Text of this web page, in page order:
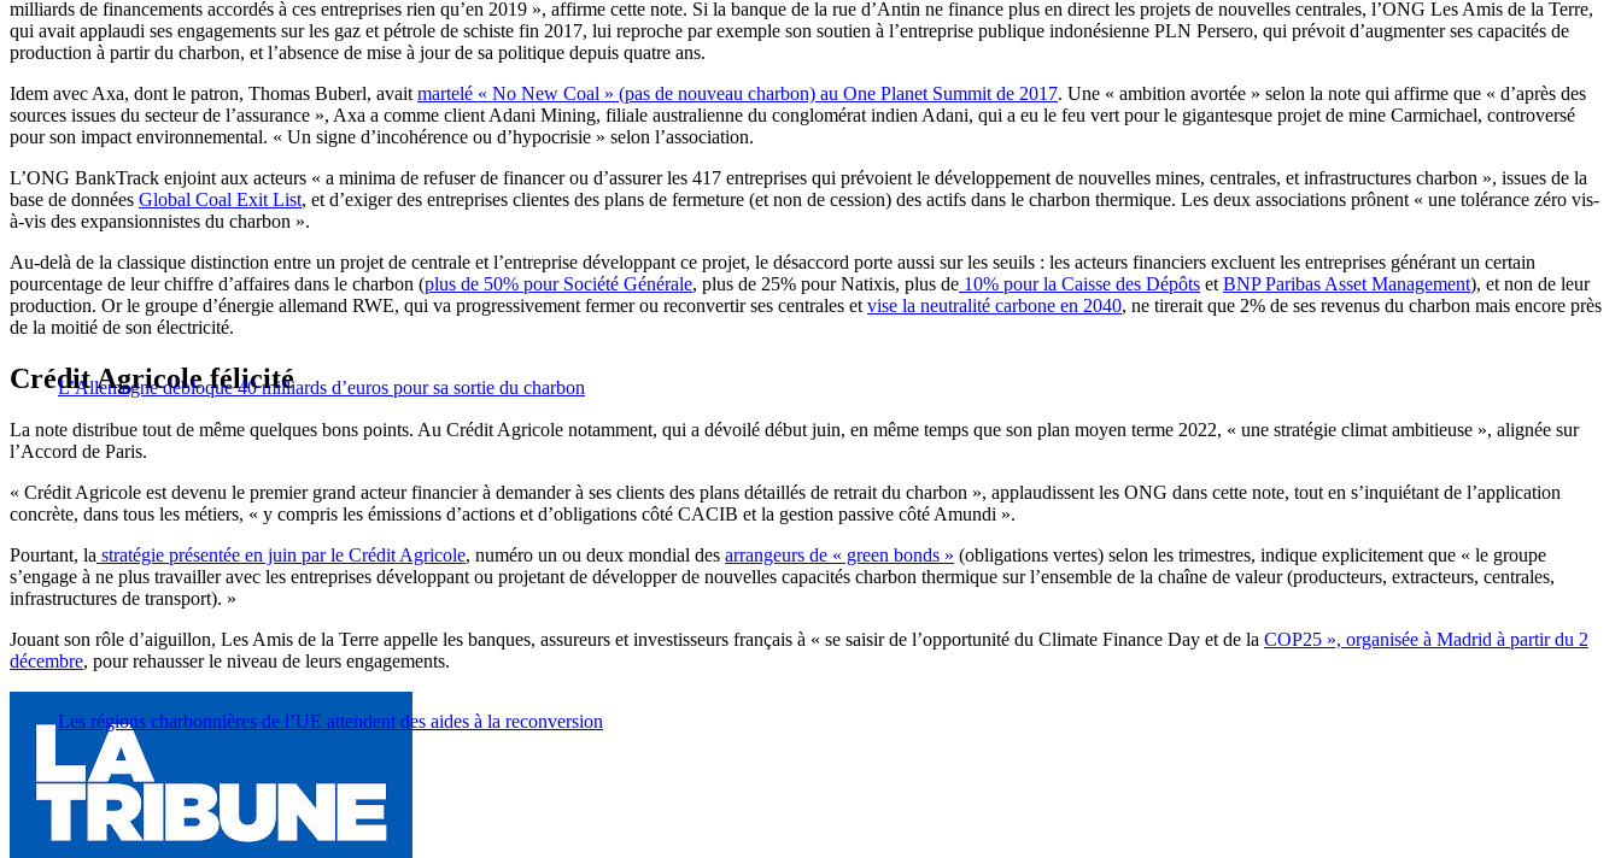
milliards de financements accordés à ces entreprises rien qu’en 2019 », affirme cette note. Si la banque de la rue d’Antin ne finance plus en direct les projets de nouvelles centrales, l’ONG Les Amis de la Terre,
qui avait applaudi ses engagements sur les gaz et pétrole de schiste fin 2017, lui reproche par exemple son soutien à l’entreprise publique indonésienne PLN Persero, qui prévoit d’augmenter ses capacités de
production à partir du charbon, et l’absence de mise à jour de sa politique depuis quatre ans.
Idem avec Axa, dont le patron, Thomas Buberl, avait martelé « No New Coal » (pas de nouveau charbon) au One Planet Summit de 2017. Une « ambition avortée » selon la note qui affirme que « d’après des
sources issues du secteur de l’assurance », Axa a comme client Adani Mining, filiale australienne du conglomérat indien Adani, qui a eu le feu vert pour le gigantesque projet de mine Carmichael, controversé
pour son impact environnemental. « Un signe d’incohérence ou d’hypocrisie » selon l’association.
L’ONG BankTrack enjoint aux acteurs « a minima de refuser de financer ou d’assurer les 417 entreprises qui prévoient le développement de nouvelles mines, centrales, et infrastructures charbon », issues de la
base de données Global Coal Exit List, et d’exiger des entreprises clientes des plans de fermeture (et non de cession) des actifs dans le charbon thermique. Les deux associations prônent « une tolérance zéro vis-
à-vis des expansionnistes du charbon ».
Au-delà de la classique distinction entre un projet de centrale et l’entreprise développant ce projet, le désaccord porte aussi sur les seuils : les acteurs financiers excluent les entreprises générant un certain
pourcentage de leur chiffre d’affaires dans le charbon (plus de 50% pour Société Générale, plus de 25% pour Natixis, plus de 10% pour la Caisse des Dépôts et BNP Paribas Asset Management), et non de leur
production. Or le groupe d’énergie allemand RWE, qui va progressivement fermer ou reconvertir ses centrales et vise la neutralité carbone en 2040, ne tirerait que 2% de ses revenus du charbon mais encore près
de la moitié de son électricité.
L’Allemagne débloque 40 milliards d’euros pour sa sortie du charbon
Crédit Agricole félicité
La note distribue tout de même quelques bons points. Au Crédit Agricole notamment, qui a dévoilé début juin, en même temps que son plan moyen terme 2022, « une stratégie climat ambitieuse », alignée sur
l’Accord de Paris.
« Crédit Agricole est devenu le premier grand acteur financier à demander à ses clients des plans détaillés de retrait du charbon », applaudissent les ONG dans cette note, tout en s’inquiétant de l’application
concrète, dans tous les métiers, « y compris les émissions d’actions et d’obligations côté CACIB et la gestion passive côté Amundi ».
Pourtant, la stratégie présentée en juin par le Crédit Agricole, numéro un ou deux mondial des arrangeurs de « green bonds » (obligations vertes) selon les trimestres, indique explicitement que « le groupe
s’engage à ne plus travailler avec les entreprises développant ou projetant de développer de nouvelles capacités charbon thermique sur l’ensemble de la chaîne de valeur (producteurs, extracteurs, centrales,
infrastructures de transport). »
Jouant son rôle d’aiguillon, Les Amis de la Terre appelle les banques, assureurs et investisseurs français à « se saisir de l’opportunité du Climate Finance Day et de la COP25 », organisée à Madrid à partir du 2
décembre, pour rehausser le niveau de leurs engagements.
Les régions charbonnières de l’UE attendent des aides à la reconversion